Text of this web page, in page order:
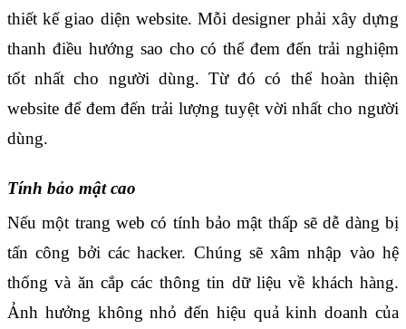
thiết kế giao diện website. Mỗi designer phải xây dựng
thanh điều hướng sao cho có thể đem đến trải nghiệm
tốt nhất cho người dùng. Từ đó có thể hoàn thiện
website để đem đến trải lượng tuyệt vời nhất cho người
dùng.
Tính bảo mật cao
Nếu một trang web có tính bảo mật thấp sẽ dễ dàng bị
tấn công bởi các hacker. Chúng sẽ xâm nhập vào hệ
thống và ăn cắp các thông tin dữ liệu về khách hàng.
Ảnh hưởng không nhỏ đến hiệu quả kinh doanh của